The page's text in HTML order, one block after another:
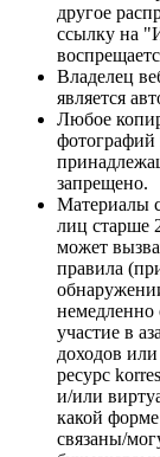
другое
ссылку на
Владелец
является
Любое
фотографий
запрещено.
Материалы
лиц старше
может
правила
немедленно
участие в
доходов
ресурс
и/или
какой
связаны/